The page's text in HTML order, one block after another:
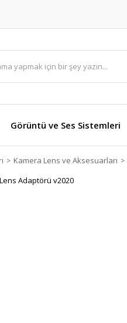
Görüntü ve Ses Sistemleri
Kamera Lens ve Aksesuarları